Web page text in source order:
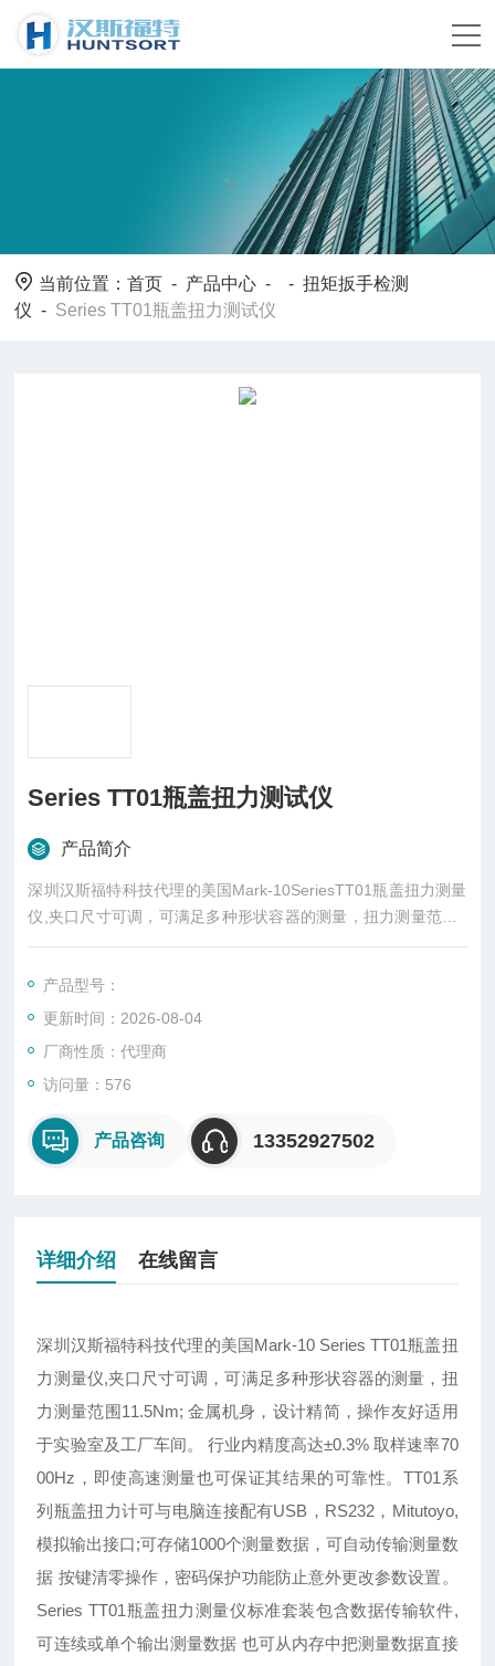
当前位置：首页 - 产品中心 - -扭矩扳手检测
仪 - Series TT01瓶盖扭力测试仪
Series TT01瓶盖扭力测试仪
产品简介
深圳汉斯福特科技代理的美国Mark-10SeriesTT01瓶盖扭力测量
仪,夹口尺寸可调，可满足多种形状容器的测量，扭力测量范围1
1.5Nm;金属机身，设计精简，操作友好适用于实验室及工厂车间
产品型号：
更新时间：2026-08-04
厂商性质：代理商
访问量：576
产品咨询 13352927502
详细介绍 在线留言
深圳汉斯福特科技代理的美国Mark-10 Series TT01瓶盖扭
力测量仪,夹口尺寸可调，可满足多种形状容器的测量，扭
力测量范围11.5Nm; 金属机身，设计精简，操作友好适用
于实验室及工厂车间。 行业内精度高达±0.3% 取样速率70
00Hz，即使高速测量也可保证其结果的可靠性。TT01系
列瓶盖扭力计可与电脑连接配有USB，RS232，Mitutoyo,
模拟输出接口;可存储1000个测量数据，可自动传输测量数
据 按键清零操作，密码保护功能防止意外更改参数设置。
Series TT01瓶盖扭力测量仪标准套装包含数据传输软件,
可连续或单个输出测量数据 也可从内存中把测量数据直接